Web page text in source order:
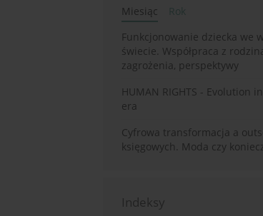
Miesiąc
Rok
Funkcjonowanie dziecka we
świecie. Współpraca z
zagrożenia, perspektywy
HUMAN RIGHTS - Evolution
era
Cyfrowa transformacja a
księgowych. Moda czy
Indeksy